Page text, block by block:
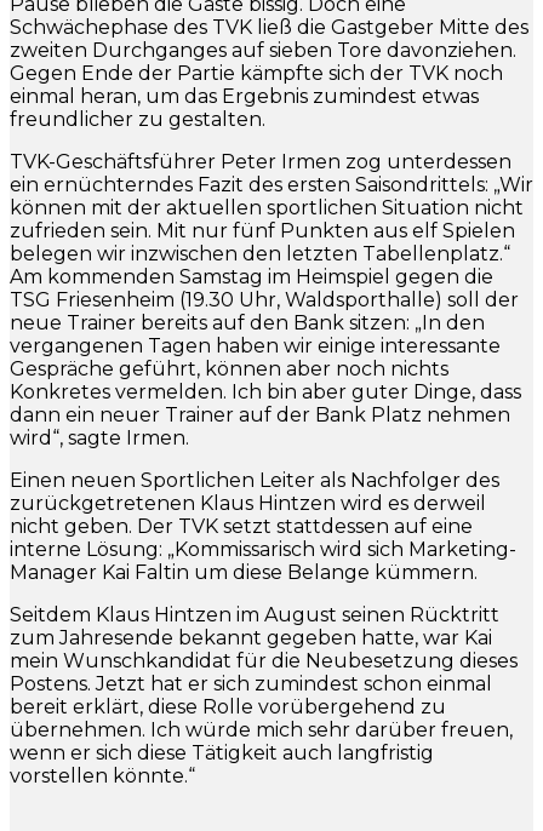
Schwächephase des TVK ließ die Gastgeber Mitte des
zweiten Durchganges auf sieben Tore davonziehen.
Gegen Ende der Partie kämpfte sich der TVK noch
einmal heran, um das Ergebnis zumindest etwas
freundlicher zu gestalten.
TVK-Geschäftsführer Peter Irmen zog unterdessen
ein ernüchterndes Fazit des ersten Saisondrittels: „Wir
können mit der aktuellen sportlichen Situation nicht
zufrieden sein. Mit nur fünf Punkten aus elf Spielen
belegen wir inzwischen den letzten Tabellenplatz.“
Am kommenden Samstag im Heimspiel gegen die
TSG Friesenheim (19.30 Uhr, Waldsporthalle) soll der
neue Trainer bereits auf den Bank sitzen: „In den
vergangenen Tagen haben wir einige interessante
Gespräche geführt, können aber noch nichts
Konkretes vermelden. Ich bin aber guter Dinge, dass
dann ein neuer Trainer auf der Bank Platz nehmen
wird“, sagte Irmen.
Einen neuen Sportlichen Leiter als Nachfolger des
zurückgetretenen Klaus Hintzen wird es derweil
nicht geben. Der TVK setzt stattdessen auf eine
interne Lösung: „Kommissarisch wird sich Marketing-
Manager Kai Faltin um diese Belange kümmern.
Seitdem Klaus Hintzen im August seinen Rücktritt
zum Jahresende bekannt gegeben hatte, war Kai
mein Wunschkandidat für die Neubesetzung dieses
Postens. Jetzt hat er sich zumindest schon einmal
bereit erklärt, diese Rolle vorübergehend zu
übernehmen. Ich würde mich sehr darüber freuen,
wenn er sich diese Tätigkeit auch langfristig
vorstellen könnte.“